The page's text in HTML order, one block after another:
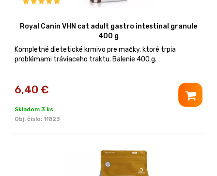
Royal Canin VHN cat adult gastro intestinal granule
400 g
Kompletné dietetické krmivo pre mačky, ktoré trpia
problémami tráviaceho traktu. Balenie 400 g.
6,40 €
Skladom 3 ks
Obj. čislo: 11823